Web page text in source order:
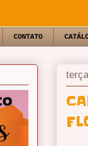
CONTATO